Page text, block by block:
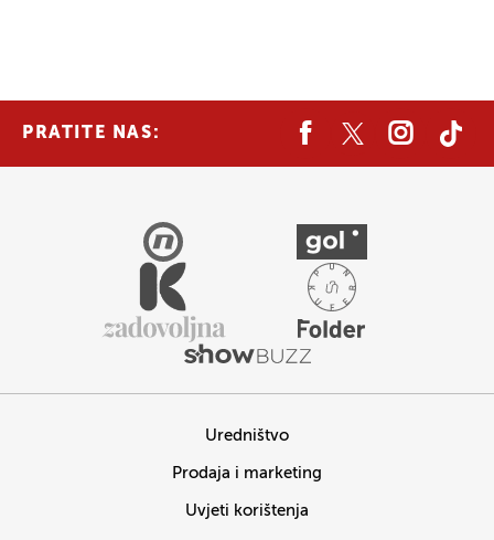
PRATITE NAS:
Uredništvo
Prodaja i marketing
Uvjeti korištenja